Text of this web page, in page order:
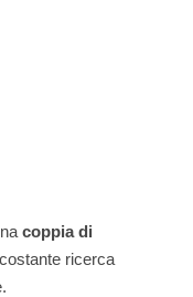
coppia di
ricerca